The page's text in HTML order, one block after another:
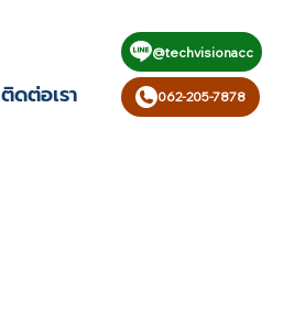
@techvisionacc
ติดต่อเรา 062-205-7878